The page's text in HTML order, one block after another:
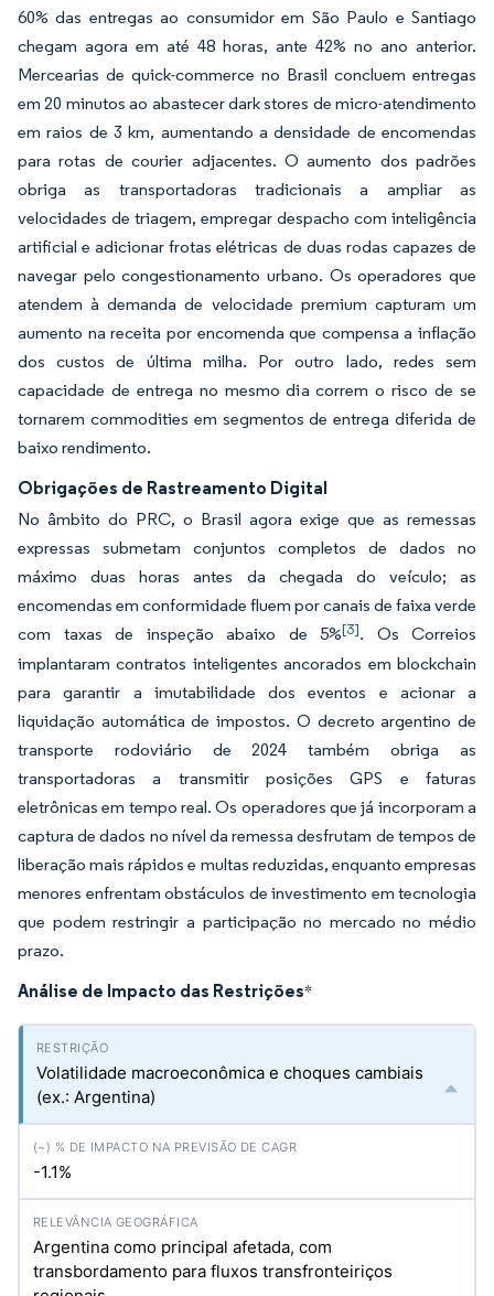
60% das entregas ao consumidor em São Paulo e Santiago
chegam agora em até 48 horas, ante 42% no ano anterior.
Mercearias de quick-commerce no Brasil concluem entregas
em 20 minutos ao abastecer dark stores de micro-atendimento
em raios de 3 km, aumentando a densidade de encomendas
para rotas de courier adjacentes. O aumento dos padrões
obriga as transportadoras tradicionais a ampliar as
velocidades de triagem, empregar despacho com inteligência
artificial e adicionar frotas elétricas de duas rodas capazes de
navegar pelo congestionamento urbano. Os operadores que
atendem à demanda de velocidade premium capturam um
aumento na receita por encomenda que compensa a inflação
dos custos de última milha. Por outro lado, redes sem
capacidade de entrega no mesmo dia correm o risco de se
tornarem commodities em segmentos de entrega diferida de
baixo rendimento.
Obrigações de Rastreamento Digital
No âmbito do PRC, o Brasil agora exige que as remessas
expressas submetam conjuntos completos de dados no
máximo duas horas antes da chegada do veículo; as
encomendas em conformidade fluem por canais de faixa verde
com taxas de inspeção abaixo de 5%[3]. Os Correios
implantaram contratos inteligentes ancorados em blockchain
para garantir a imutabilidade dos eventos e acionar a
liquidação automática de impostos. O decreto argentino de
transporte rodoviário de 2024 também obriga as
transportadoras a transmitir posições GPS e faturas
eletrônicas em tempo real. Os operadores que já incorporam a
captura de dados no nível da remessa desfrutam de tempos de
liberação mais rápidos e multas reduzidas, enquanto empresas
menores enfrentam obstáculos de investimento em tecnologia
que podem restringir a participação no mercado no médio
prazo.
Análise de Impacto das Restrições*
Volatilidade macroeconômica e choques cambiais
(ex.: Argentina)
-1.1%
Argentina como principal afetada, com
transbordamento para fluxos transfronteiriços